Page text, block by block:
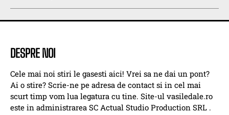
DESPRE NOI
Cele mai noi stiri le gasesti aici! Vrei sa ne dai un pont?
Ai o stire? Scrie-ne pe adresa de contact si in cel mai
scurt timp vom lua legatura cu tine. Site-ul vasiledale.ro
este in administrarea SC Actual Studio Production SRL .